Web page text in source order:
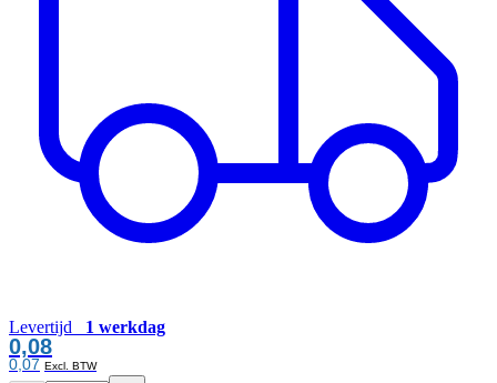
Levertijd 1 werkdag
0,08
0,07